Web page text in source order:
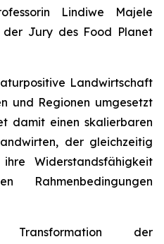
Lindiwe Majele
der Jury des Food Planet
Landwirtschaft
und Regionen umgesetzt
damit einen skalierbaren
der gleichzeitig
Widerstandsfähigkeit
Rahmenbedingungen
der